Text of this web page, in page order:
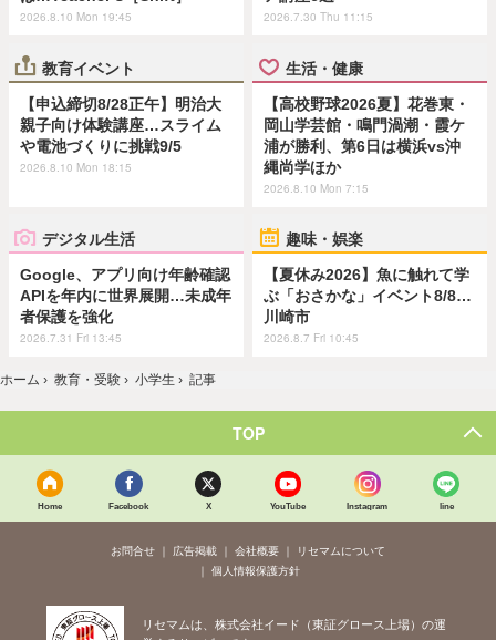
2026.8.10 Mon 19:45 2026.7.30 Thu 11:15
教育イベント
【申込締切8/28正午】明治大
親子向け体験講座…スライム
や電池づくりに挑戦9/5
2026.8.10 Mon 18:15
生活・健康
【高校野球2026夏】花巻東・
岡山学芸館・鳴門渦潮・霞ケ
浦が勝利、第6日は横浜vs沖
縄尚学ほか
2026.8.10 Mon 7:15
デジタル生活
Google、アプリ向け年齢確認
APIを年内に世界展開…未成年
者保護を強化
2026.7.31 Fri 13:45
趣味・娯楽
【夏休み2026】魚に触れて学
ぶ「おさかな」イベント8/8…
川崎市
2026.8.7 Fri 10:45
ホーム › 教育・受験 › 小学生 › 記事
TOP
Home Facebook X YouTube Instagram line
お問合せ 広告掲載 会社概要
リセマムについて
個人情報保護方針
リセマムは、株式会社イード（東証グロース上場）の運